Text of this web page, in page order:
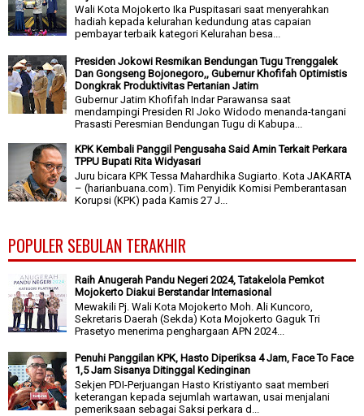
Wali Kota Mojokerto Ika Puspitasari saat menyerahkan
hadiah kepada kelurahan kedundung atas capaian
pembayar terbaik kategori Kelurahan besa...
Presiden Jokowi Resmikan Bendungan Tugu Trenggalek
Dan Gongseng Bojonegoro,, Gubernur Khofifah Optimistis
Dongkrak Produktivitas Pertanian Jatim
Gubernur Jatim Khofifah Indar Parawansa saat
mendampingi Presiden RI Joko Widodo menanda-tangani
Prasasti Peresmian Bendungan Tugu di Kabupa...
KPK Kembali Panggil Pengusaha Said Amin Terkait Perkara
TPPU Bupati Rita Widyasari
Juru bicara KPK Tessa Mahardhika Sugiarto. Kota JAKARTA
– (harianbuana.com). Tim Penyidik Komisi Pemberantasan
Korupsi (KPK) pada Kamis 27 J...
POPULER SEBULAN TERAKHIR
Raih Anugerah Pandu Negeri 2024, Tatakelola Pemkot
Mojokerto Diakui Berstandar Internasional
Mewakili Pj. Wali Kota Mojokerto Moh. Ali Kuncoro,
Sekretaris Daerah (Sekda) Kota Mojokerto Gaguk Tri
Prasetyo menerima penghargaan APN 2024...
Penuhi Panggilan KPK, Hasto Diperiksa 4 Jam, Face To Face
1,5 Jam Sisanya Ditinggal Kedinginan
Sekjen PDI-Perjuangan Hasto Kristiyanto saat memberi
keterangan kepada sejumlah wartawan, usai menjalani
pemeriksaan sebagai Saksi perkara d...